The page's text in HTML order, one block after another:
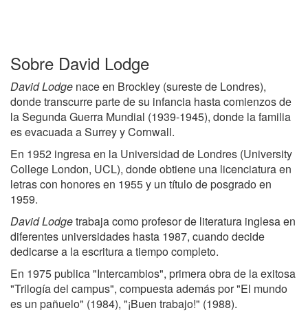
Sobre David Lodge
David Lodge nace en Brockley (sureste de Londres),
donde transcurre parte de su infancia hasta comienzos de
la Segunda Guerra Mundial (1939-1945), donde la familia
es evacuada a Surrey y Cornwall.
En 1952 ingresa en la Universidad de Londres (University
College London, UCL), donde obtiene una licenciatura en
letras con honores en 1955 y un título de posgrado en
1959.
David Lodgetrabaja como profesor de literatura inglesa en
diferentes universidades hasta 1987, cuando decide
dedicarse a la escritura a tiempo completo.
En 1975 publica "Intercambios", primera obra de la exitosa
"Trilogía del campus", compuesta además por "El mundo
es un pañuelo" (1984), "¡Buen trabajo!" (1988).